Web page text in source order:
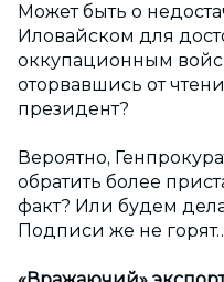
Может быть о
Иловайском для
оккупационным
оторвавшись от
президент?
Вероятно,
обратить более
факт? Или будем
Подписи же не